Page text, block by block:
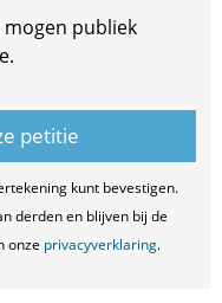
mogen publiek
kunt bevestigen.
derden en blijven bij de
onze privacyverklaring.